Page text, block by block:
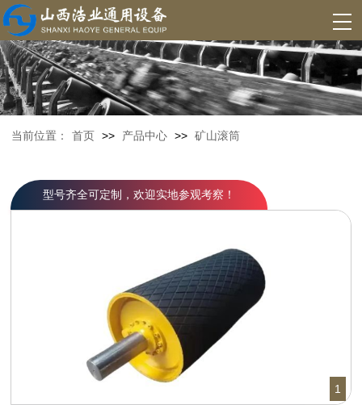
当前位置： 首页 >> 产品中心 >> 矿山滚筒
型号齐全可定制，欢迎实地参观考察！
1